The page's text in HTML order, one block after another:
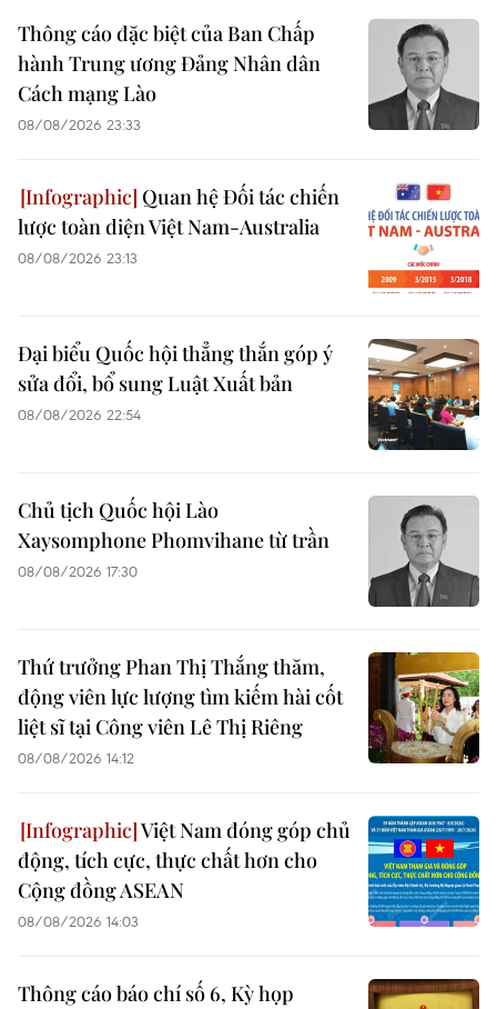
Thông cáo đặc biệt của Ban Chấp
hành Trung ương Đảng Nhân dân
Cách mạng Lào
08/08/2026 23:33
Quan hệ Đối tác chiến
lược toàn diện Việt Nam-Australia
08/08/2026 23:13
Đại biểu Quốc hội thẳng thắn góp ý
sửa đổi, bổ sung Luật Xuất bản
08/08/2026 22:54
Chủ tịch Quốc hội Lào
Xaysomphone Phomvihane từ trần
08/08/2026 17:30
Thứ trưởng Phan Thị Thắng thăm,
động viên lực lượng tìm kiếm hài cốt
liệt sĩ tại Công viên Lê Thị Riêng
08/08/2026 14:12
Việt Nam đóng góp chủ
động, tích cực, thực chất hơn cho
Cộng đồng ASEAN
08/08/2026 14:03
Thông cáo báo chí số 6, Kỳ họp